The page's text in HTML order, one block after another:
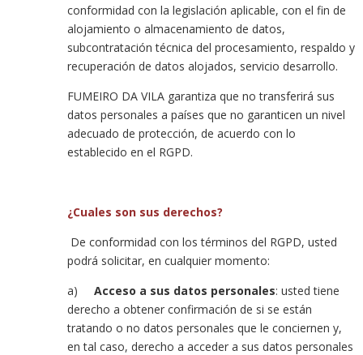
conformidad con la legislación aplicable, con el fin de
alojamiento o almacenamiento de datos,
subcontratación técnica del procesamiento, respaldo y
recuperación de datos alojados, servicio desarrollo.
FUMEIRO DA VILA garantiza que no transferirá sus
datos personales a países que no garanticen un nivel
adecuado de protección, de acuerdo con lo
establecido en el RGPD.
¿Cuales son sus derechos?
De conformidad con los términos del RGPD, usted
podrá solicitar, en cualquier momento:
a) Acceso a sus datos personales: usted tiene
derecho a obtener confirmación de si se están
tratando o no datos personales que le conciernen y,
en tal caso, derecho a acceder a sus datos personales